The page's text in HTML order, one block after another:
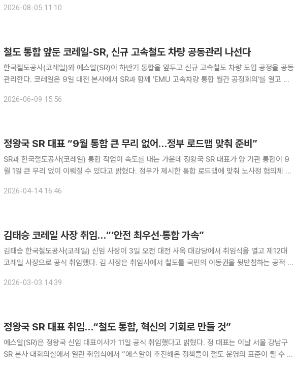
1일부터 고속철도 통합 운영을 시작한다고 5일 밝혔다
2026-08-05 11:10
철도 통합 앞둔 코레일-SR, 신규 고속철도 차량 공동관리 나선다
한국철도공사(코레일)와 에스알(SR)이 하반기 통합을 앞두고 신규 고속철도 차량 도입 공정을 공동
관리한다. 코레일은 9일 대전 본사에서 SR과 함께 'EMU 고속차량 통합 월간 공정회의'를 열고 신
는 EMU-320은 총 31대로 코레일 17대, SR 1
2026-06-09 15:56
정왕국 SR 대표 “9월 통합 큰 무리 없어…정부 로드맵 맞춰 준비”
SR과 한국철도공사(코레일) 통합 작업이 속도를 내는 가운데 정왕국 SR 대표가 양 기관 통합이 9
월 1일 큰 무리 없이 이뤄질 수 있다고 밝혔다. 정부가 제시한 통합 로드맵에 맞춰 노사정 협의체 논
14일 출입기자단과의 오찬 간담회에서 “기관 대 기관 통
2026-04-14 16:46
김태승 코레일 사장 취임…“‘안전 최우선·통합 가속”
김태승 한국철도공사(코레일) 신임 사장이 3일 오전 대전 사옥 대강당에서 취임식을 열고 제12대
코레일 사장으로 공식 취임했다. 김 사장은 취임사에서 철도를 국민의 이동권을 뒷받침하는 공적 교
능(AI)·로봇을 활용한 과학적 안전관리 시스템 도입 △산업재해 근
2026-03-03 14:39
정왕국 SR 대표 취임…“철도 통합, 혁신의 기회로 만들 것”
에스알(SR)은 정왕국 신임 대표이사가 11일 공식 취임했다고 밝혔다. 정 대표는 이날 서울 강남구
SR 본사 대회의실에서 열린 취임식에서 “에스알이 추진해온 정책들이 철도 운영의 표준이 될 수 있